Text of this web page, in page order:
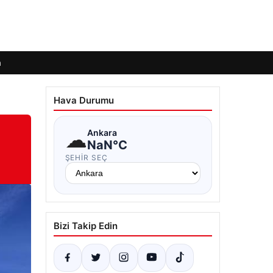
Hava Durumu
☁Ankara
NaN°C
ŞEHIR SEÇ
Bizi Takip Edin